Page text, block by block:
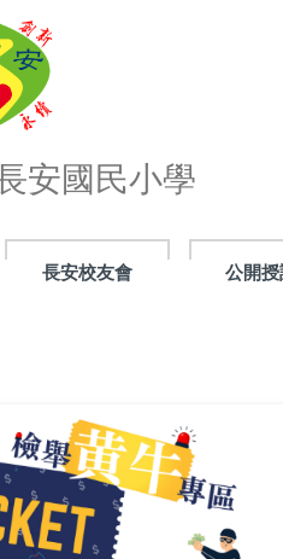
安國民小學
長安校友會 公開